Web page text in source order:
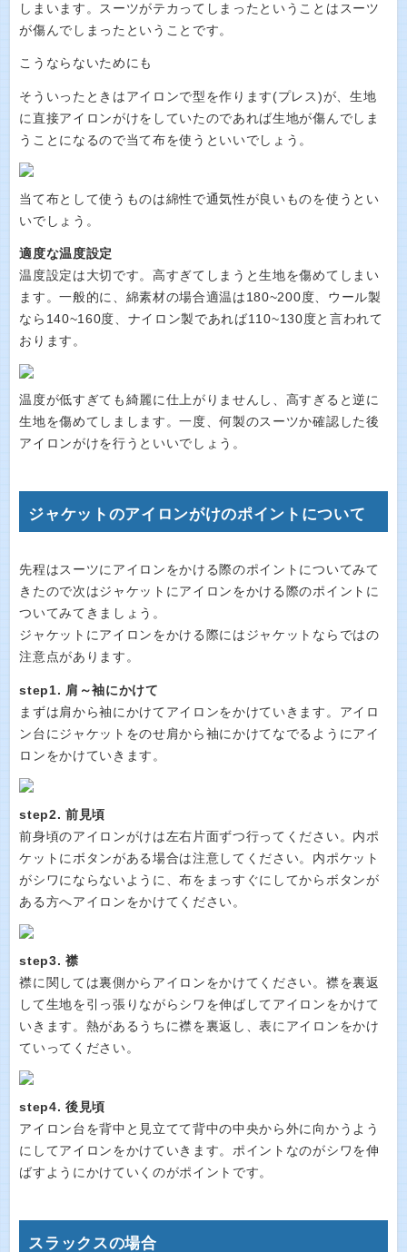
しまいます。スーツがテカってしまったということはスーツ
が傷んでしまったということです。
こうならないためにも
そういったときはアイロンで型を作ります(プレス)が、生地
に直接アイロンがけをしていたのであれば生地が傷んでしま
うことになるので当て布を使うといいでしょう。
当て布として使うものは綿性で通気性が良いものを使うとい
いでしょう。
適度な温度設定
温度設定は大切です。高すぎてしまうと生地を傷めてしまい
ます。一般的に、綿素材の場合適温は180~200度、ウール製
なら140~160度、ナイロン製であれば110~130度と言われて
おります。
温度が低すぎても綺麗に仕上がりませんし、高すぎると逆に
生地を傷めてしまします。一度、何製のスーツか確認した後
アイロンがけを行うといいでしょう。
ジャケットのアイロンがけのポイントについて
先程はスーツにアイロンをかける際のポイントについてみて
きたので次はジャケットにアイロンをかける際のポイントに
ついてみてきましょう。
ジャケットにアイロンをかける際にはジャケットならではの
注意点があります。
step1. 肩～袖にかけて
まずは肩から袖にかけてアイロンをかけていきます。アイロ
ン台にジャケットをのせ肩から袖にかけてなでるようにアイ
ロンをかけていきます。
step2. 前見頃
前身頃のアイロンがけは左右片面ずつ行ってください。内ポ
ケットにボタンがある場合は注意してください。内ポケット
がシワにならないように、布をまっすぐにしてからボタンが
ある方へアイロンをかけてください。
step3. 襟
襟に関しては裏側からアイロンをかけてください。襟を裏返
して生地を引っ張りながらシワを伸ばしてアイロンをかけて
いきます。熱があるうちに襟を裏返し、表にアイロンをかけ
ていってください。
step4. 後見頃
アイロン台を背中と見立てて背中の中央から外に向かうよう
にしてアイロンをかけていきます。ポイントなのがシワを伸
ばすようにかけていくのがポイントです。
スラックスの場合